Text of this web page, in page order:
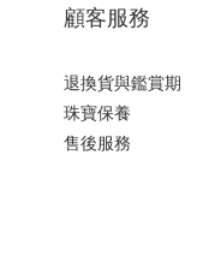
顧客服務
退換貨與鑑賞期
珠寶保養
售後服務